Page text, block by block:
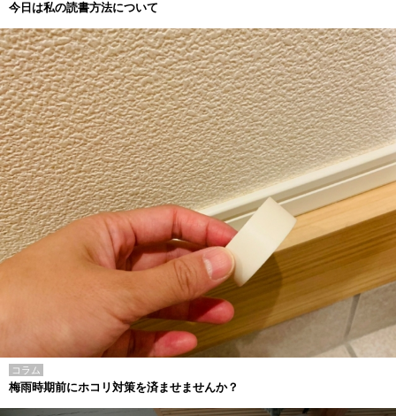
今日は私の読書方法について
コラム
梅雨時期前にホコリ対策を済ませませんか？